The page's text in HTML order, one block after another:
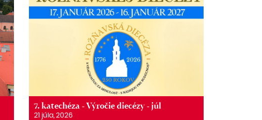
7. katechéza - Výročie diecézy - júl
21 júla, 2026